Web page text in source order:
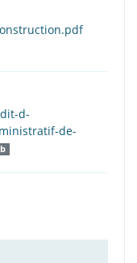
d-
de-